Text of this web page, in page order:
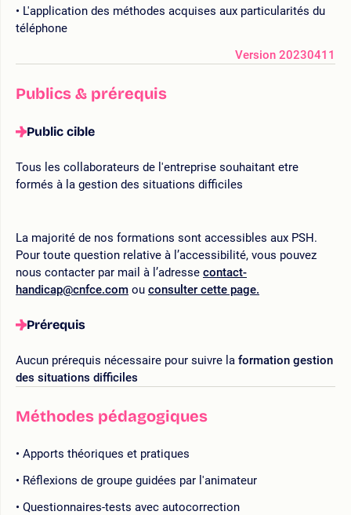
L'application des méthodes acquises aux particularités du
téléphone
Version 20230411
Publics & prérequis
Public cible
Tous les collaborateurs de l'entreprise souhaitant etre
formés à la gestion des situations difficiles
La majorité de nos formations sont accessibles aux PSH.
Pour toute question relative à l’accessibilité, vous pouvez
nous contacter par mail à l’adresse contact-
handicap@cnfce.com ou consulter cette page.
Prérequis
Aucun prérequis nécessaire pour suivre la formation gestion
des situations difficiles
Méthodes pédagogiques
Apports théoriques et pratiques
Réflexions de groupe guidées par l'animateur
Questionnaires-tests avec autocorrection